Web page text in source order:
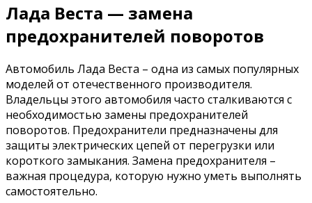
Лада Веста — замена
предохранителей поворотов
Автомобиль Лада Веста – одна из самых популярных
моделей от отечественного производителя.
Владельцы этого автомобиля часто сталкиваются с
необходимостью замены предохранителей
поворотов. Предохранители предназначены для
защиты электрических цепей от перегрузки или
короткого замыкания. Замена предохранителя –
важная процедура, которую нужно уметь выполнять
самостоятельно.